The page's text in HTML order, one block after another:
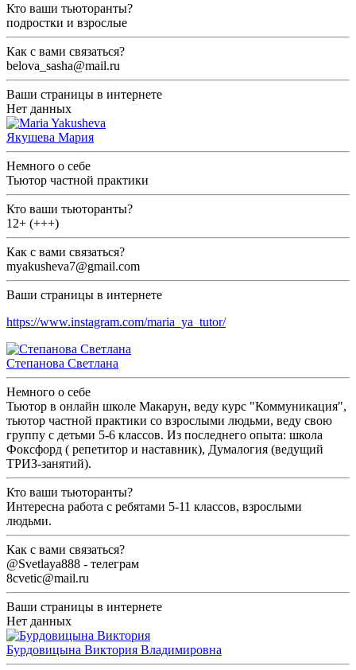
Кто ваши тьюторанты?
подростки и взрослые
Как с вами связаться?
belova_sasha@mail.ru
Ваши страницы в интернете
Нет данных
Якушева Мария
Немного о себе
Тьютор частной практики
Кто ваши тьюторанты?
12+ (+++)
Как с вами связаться?
myakusheva7@gmail.com
Ваши страницы в интернете
https://www.instagram.com/maria_ya_tutor/
Степанова Светлана
Немного о себе
Тьютор в онлайн школе Макарун, веду курс "Коммуникация",
тьютор частной практики со взрослыми людьми, веду свою
группу с детьми 5-6 классов. Из последнего опыта: школа
Фоксфорд ( репетитор и наставник), Думалогия (ведущий
ТРИЗ-занятий).
Кто ваши тьюторанты?
Интересна работа с ребятами 5-11 классов, взрослыми
людьми.
Как с вами связаться?
@Svetlaya888 - телеграм
8cvetic@mail.ru
Ваши страницы в интернете
Нет данных
Бурдовицына Виктория Владимировна